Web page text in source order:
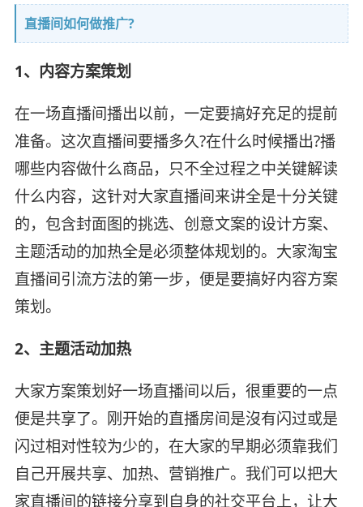
直播间如何做推广?
1、内容方案策划
在一场直播间播出以前，一定要搞好充足的提前
准备。这次直播间要播多久?在什么时候播出?播
哪些内容做什么商品，只不全过程之中关键解读
什么内容，这针对大家直播间来讲全是十分关键
的，包含封面图的挑选、创意文案的设计方案、
主题活动的加热全是必须整体规划的。大家淘宝
直播间引流方法的第一步，便是要搞好内容方案
策划。
2、主题活动加热
大家方案策划好一场直播间以后，很重要的一点
便是共享了。刚开始的直播房间是沒有闪过或是
闪过相对性较为少的，在大家的早期必须靠我们
自己开展共享、加热、营销推广。我们可以把大
家直播间的链接分享到自身的社交平台上，让大